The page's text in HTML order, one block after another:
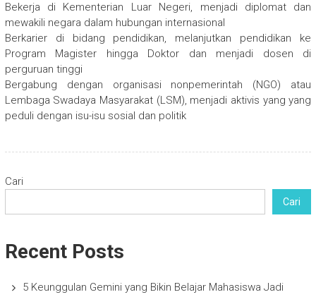
Bekerja di Kementerian Luar Negeri, menjadi diplomat dan
mewakili negara dalam hubungan internasional
Berkarier di bidang pendidikan, melanjutkan pendidikan ke
Program Magister hingga Doktor dan menjadi dosen di
perguruan tinggi
Bergabung dengan organisasi nonpemerintah (NGO) atau
Lembaga Swadaya Masyarakat (LSM), menjadi aktivis yang yang
peduli dengan isu-isu sosial dan politik
Cari
Cari
Recent Posts
5 Keunggulan Gemini yang Bikin Belajar Mahasiswa Jadi